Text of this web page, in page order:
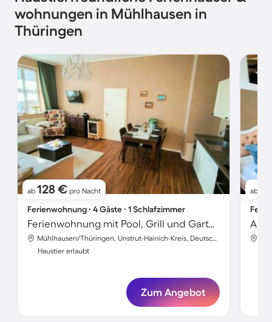
wohnungen in Mühlhausen in
Thüringen
ab 128 € pro Nacht
Ferienwohnung ∙ 4 Gäste ∙ 1 Schlafzimmer
Ferienwohnung mit Pool, Grill und Garten
Mühlhausen/Thüringen, Unstrut-Hainich-Kreis, Deutschland
Haustier erlaubt
Zum Angebot
ab